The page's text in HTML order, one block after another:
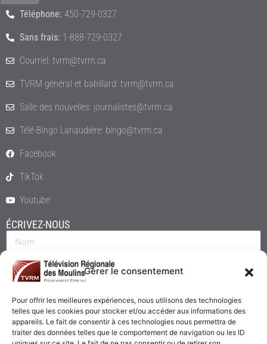
Gérer le consentement
Pour offrir les meilleures expériences, nous utilisons des technologies
telles que les cookies pour stocker et/ou accéder aux informations des
appareils. Le fait de consentir à ces technologies nous permettra de
traiter des données telles que le comportement de navigation ou les ID
Téléphone: 450-729-0327
Sans frais: 1-888-729-0327
Courriel: tvrm@tvrm.ca
TVRM général et babillard: tvrm@tvrm.ca
Salle des nouvelles: journalistes@tvrm.ca
Télé-Bingo Lanaudière: bingo@tvrm.ca
Facebook
TikTok
Youtube
ÉCRIVEZ-NOUS